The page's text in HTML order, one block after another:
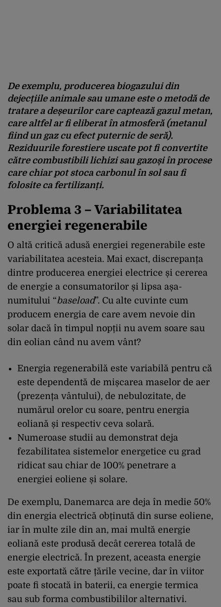
De exemplu, producerea biogazului din
dejecțiile animale sau umane este o metodă de
tratare a deșeurilor care captează gazul metan,
care altfel ar fi eliberat în atmosferă (metanul
fiind un gaz cu efect puternic de seră).
Reziduurile forestiere uscate pot fi convertite
către combustibili lichizi sau gazoși în procese
care chiar pot stoca carbonul în sol sau fi
folosite ca fertilizanți.
Problema 3 –Variabilitatea
energiei regenerabile
O altă critică adusă energiei regenerabile este
variabilitatea acesteia. Mai exact, discrepanța
dintre producerea energiei electrice și cererea
de energie a consumatorilor și lipsa așa-
numitului “baseload”. Cu alte cuvinte cum
producem energia de care avem nevoie din
solar dacă în timpul nopții nu avem soare sau
din eolian când nu avem vânt?
Energia regenerabilă este variabilă pentru că
este dependentă de mișcarea maselor de aer
(prezența vântului), de nebulozitate, de
numărul orelor cu soare, pentru energia
eoliană și respectiv ceva solară.
Numeroase studii au demonstrat deja
fezabilitatea sistemelor energetice cu grad
ridicat sau chiar de 100% penetrare a
energiei eoliene și solare.
De exemplu, Danemarca are deja în medie 50%
din energia electrică obținută din surse eoliene,
iar în multe zile din an, mai multă energie
eoliană este produsă decât cererea totală de
energie electrică. În prezent, aceasta energie
este exportată către țările vecine, dar în viitor
poate fi stocată in baterii, ca energie termica
sau sub forma combustibililor alternativi.